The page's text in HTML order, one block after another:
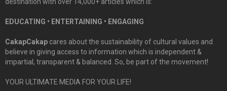
EDUCATING • ENTERTAINING • ENGAGING
CakapCakap cares about the sustainability of cultural values and
believe in giving access to information which is independent &
impartial, transparent & balanced. So, be part of the movement!
YOUR ULTIMATE MEDIA FOR YOUR LIFE!